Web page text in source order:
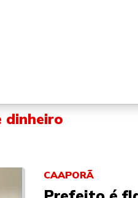
dinheiro
CAAPORÃ